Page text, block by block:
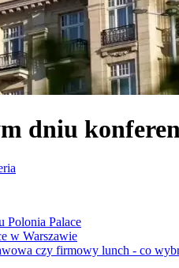
dniu
Polonia Palace
w Warszawie
czy firmowy lunch - co